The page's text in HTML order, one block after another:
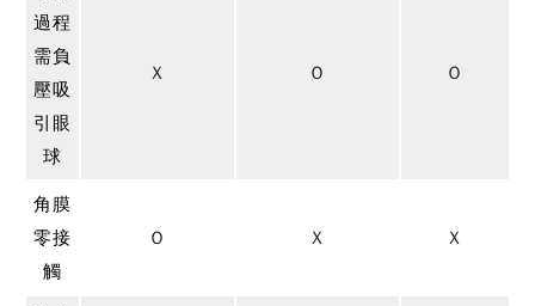
過程
需負
壓吸
引眼
球
Ｘ Ｏ Ｏ
角膜
零接
觸
Ｏ Ｘ Ｘ